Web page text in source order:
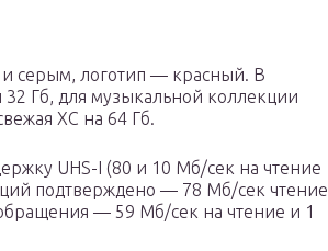
серым, логотип — красный. В
Гб, для музыкальной коллекции
XC на 64 Гб.
UHS-I (80 и 10 Мб/сек на чтение
подтверждено — 78 Мб/сек чтение
— 59 Мб/сек на чтение и 1